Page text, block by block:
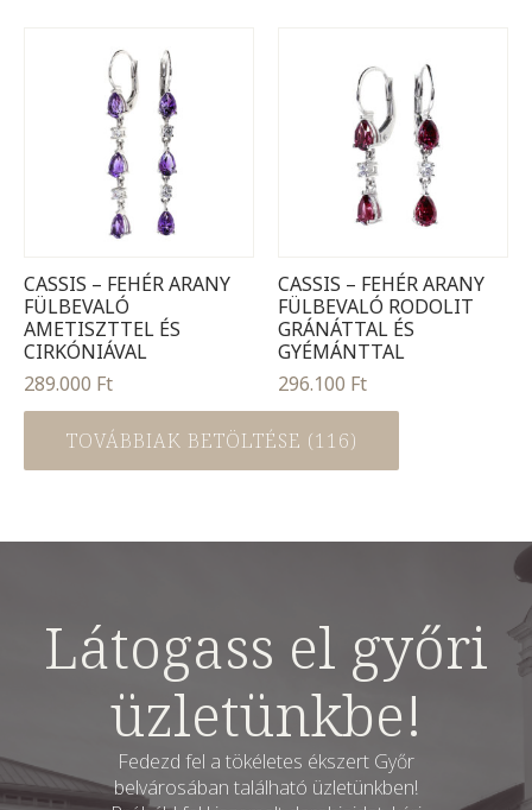
CASSIS – FEHÉR ARANY
FÜLBEVALÓ
AMETISZTTEL ÉS
CIRKÓNIÁVAL
289.000 Ft
CASSIS – FEHÉR ARANY
FÜLBEVALÓ RODOLIT
GRÁNÁTTAL ÉS
GYÉMÁNTTAL
296.100 Ft
TOVÁBBIAK BETÖLTÉSE (116)
Látogass el győri
üzletünkbe!
Fedezd fel a tökéletes ékszert Győr
belvárosában található üzletünkben!